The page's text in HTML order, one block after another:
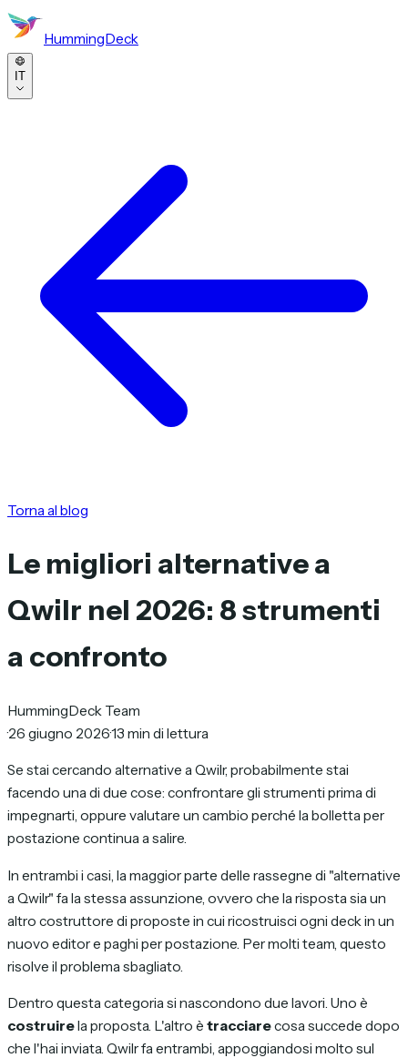
HummingDeck
IT
Torna al blog
Le migliori alternative a
Qwilr nel 2026: 8 strumenti
a confronto
HummingDeck Team
·26 giugno 2026·13 min di lettura
Se stai cercando alternative a Qwilr, probabilmente stai
facendo una di due cose: confrontare gli strumenti prima di
impegnarti, oppure valutare un cambio perché la bolletta per
postazione continua a salire.
In entrambi i casi, la maggior parte delle rassegne di "alternative
a Qwilr" fa la stessa assunzione, ovvero che la risposta sia un
altro costruttore di proposte in cui ricostruisci ogni deck in un
nuovo editor e paghi per postazione. Per molti team, questo
risolve il problema sbagliato.
Dentro questa categoria si nascondono due lavori. Uno è
costruirela proposta. L'altro è tracciarecosa succede dopo
che l'hai inviata. Qwilr fa entrambi, appoggiandosi molto sul